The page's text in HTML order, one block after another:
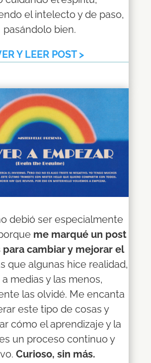
el intelecto y de paso,
pasándolo bien.
Y LEER POST >
debió ser especialmente
me marqué un post
para cambiar y mejorar el
que algunas hice realidad,
medias y las menos,
las olvidé. Me encanta
este tipo de cosas y
cómo el aprendizaje y la
un proceso continuo y
Curioso, sin más.